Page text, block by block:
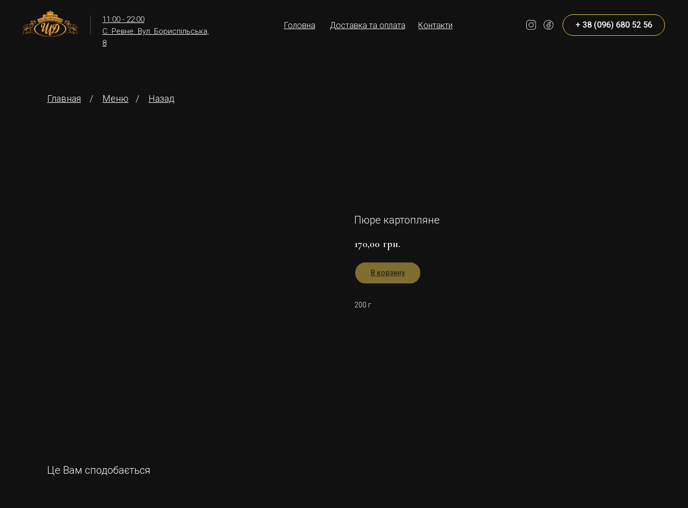
11:00 - 22:00
С. Ревне. Вул. Бориспільська,
8
+ 38 (096) 680 52 56
Головна Доставка та оплата Контакти
Главная Меню
/ Назад
/
Пюре картопляне
170,00 грн.
В корзину
200 г
Це Вам сподобається